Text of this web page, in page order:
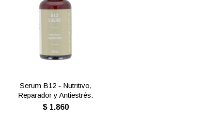
Serum B12 - Nutritivo,
Reparador y Antiestrés.
$ 1.860